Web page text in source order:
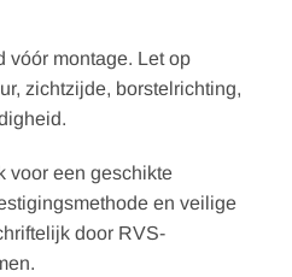
vóór montage. Let op
zichtzijde, borstelrichting,
voor een geschikte
en veilige
door RVS-